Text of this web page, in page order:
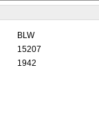
BLW
15207
1942